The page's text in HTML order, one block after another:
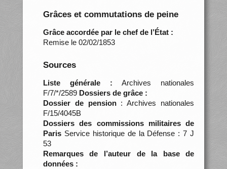
Grâces et commutations de peine
Grâce accordée par le chef de l’État :
Remise le 02/02/1853
Sources
Liste générale : Archives nationales
F/7/*/2589 Dossiers de grâce :
Dossier de pension: Archives nationales
F/15/4045B
Dossiers des commissions militaires de
ParisService historique de la Défense : 7 J
53
Remarques de l’auteur de la base de
données :